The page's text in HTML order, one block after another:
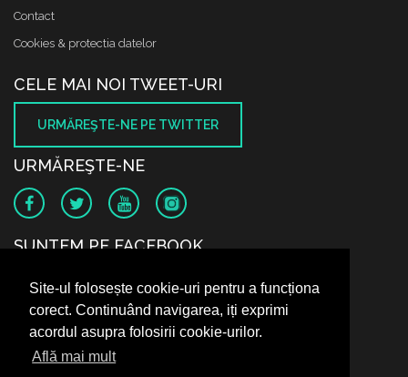
Site-ul folosește cookie-uri pentru a funcționa
corect. Continuând navigarea, iți exprimi
acordul asupra folosirii cookie-urilor.
Află mai mult
Contact
Cookies & protectia datelor
CELE MAI NOI TWEET-URI
URMĂREŞTE-NE PE TWITTER
URMĂREŞTE-NE
SUNTEM PE FACEBOOK